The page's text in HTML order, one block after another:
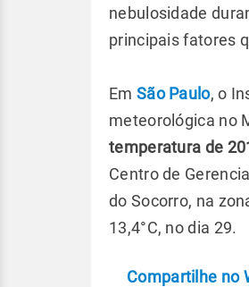
nebulosidade
principais fatores
Em São Paulo, o
meteorológica no
temperatura de
Centro de
do Socorro, na
13,4°C, no dia 29.
Compartilhe no